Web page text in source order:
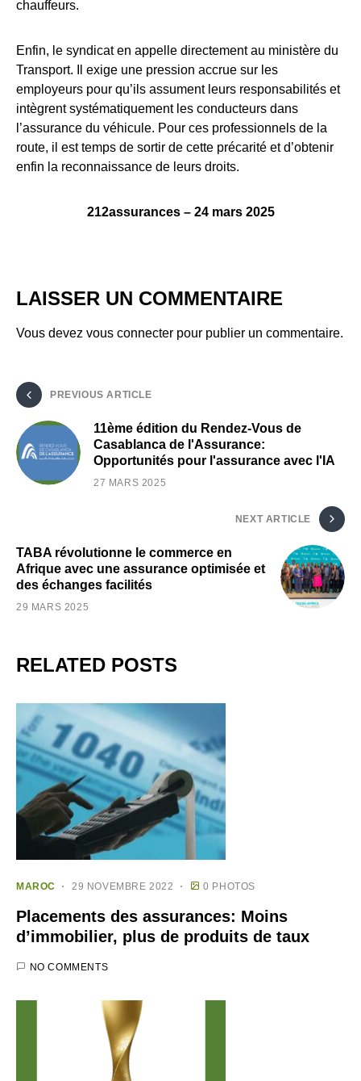
chauffeurs.
Enfin, le syndicat en appelle directement au ministère du
Transport. Il exige une pression accrue sur les
employeurs pour qu’ils assument leurs responsabilités et
intègrent systématiquement les conducteurs dans
l’assurance du véhicule. Pour ces professionnels de la
route, il est temps de sortir de cette précarité et d’obtenir
enfin la reconnaissance de leurs droits.
212assurances – 24 mars 2025
LAISSER UN COMMENTAIRE
Vous devez vous connecter pour publier un commentaire.
PREVIOUS ARTICLE
11ème édition du Rendez-Vous de
Casablanca de l'Assurance:
Opportunités pour l'assurance avec l'IA
27 MARS 2025
NEXT ARTICLE
TABA révolutionne le commerce en
Afrique avec une assurance optimisée et
des échanges facilités
29 MARS 2025
RELATED POSTS
MAROC 29 NOVEMBRE 2022 0 PHOTOS
Placements des assurances: Moins
d’immobilier, plus de produits de taux
NO COMMENTS